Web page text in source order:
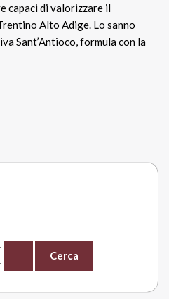
capaci di valorizzare il
Alto Adige. Lo sanno
Sant’Antioco, formula con la